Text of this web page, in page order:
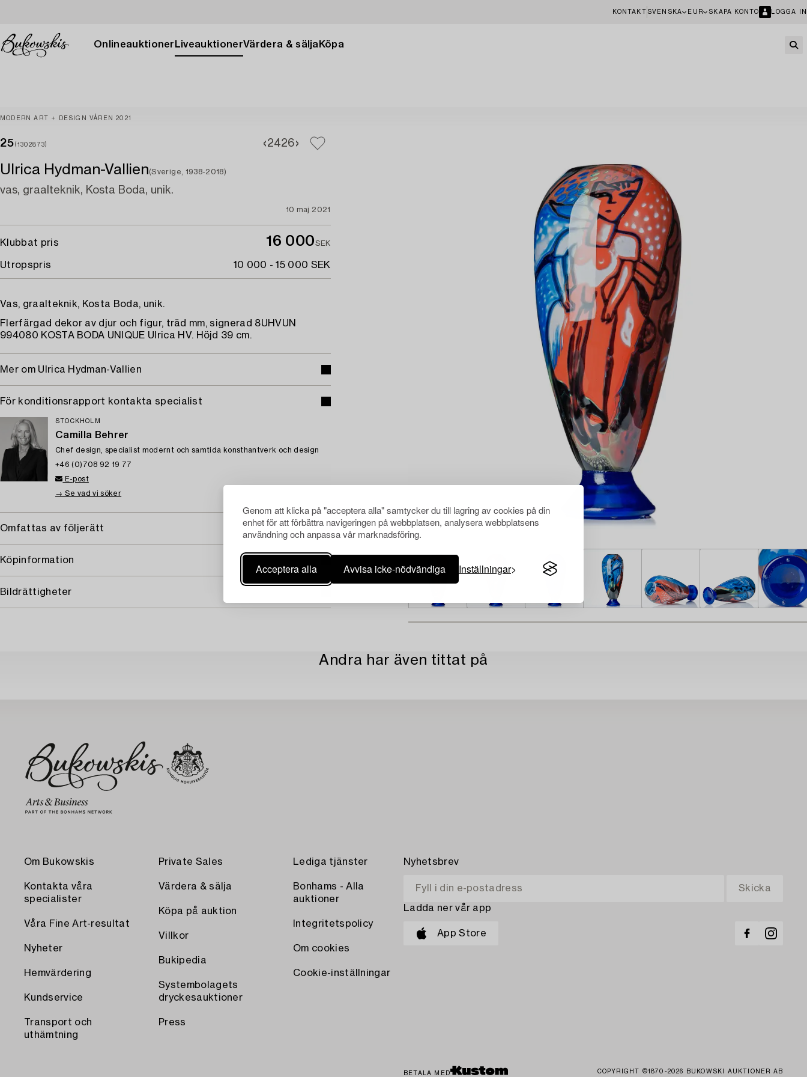
Genom att klicka på "acceptera alla" samtycker du till lagring av cookies på din
enhet för att förbättra navigeringen på webbplatsen, analysera webbplatsens
användning och anpassa vår marknadsföring.
Acceptera alla Avvisa icke-nödvändiga Inställningar
KONTAKT SVENSKA EUR SKAPA KONTO LOGGA IN
Onlineauktioner LiveauktionerVärdera & sälja Köpa
MODERN ART + DESIGN VÅREN 2021
25 (1302873) 2426
Ulrica Hydman-Vallien(Sverige, 1938-2018)
vas, graalteknik, Kosta Boda, unik.
10 maj 2021
Klubbat pris 16 000SEK
Utropspris 10 000 - 15 000 SEK
Vas, graalteknik, Kosta Boda, unik.
Flerfärgad dekor av djur och figur, träd mm, signerad 8UHVUN
994080 KOSTA BODA UNIQUE Ulrica HV. Höjd 39 cm.
Mer om Ulrica Hydman-Vallien
För konditionsrapport kontakta specialist
STOCKHOLM
Camilla Behrer
Chef design, specialist modernt och samtida konsthantverk och design
+46 (0)708 92 19 77
E-post
→ Se vad vi söker
Omfattas av följerätt
Köpinformation
Bildrättigheter
Andra har även tittat på
Om Bukowskis
Kontakta våra
specialister
Våra Fine Art-resultat
Nyheter
Hemvärdering
Kundservice
Transport och
uthämtning
Private Sales
Värdera & sälja
Köpa på auktion
Villkor
Bukipedia
Systembolagets
dryckesauktioner
Press
Lediga tjänster
Bonhams - Alla
auktioner
Integritetspolicy
Om cookies
Cookie-inställningar
Nyhetsbrev
Ladda ner vår app
App Store
BETALA MED COPYRIGHT ©1870-2026 BUKOWSKI AUKTIONER AB